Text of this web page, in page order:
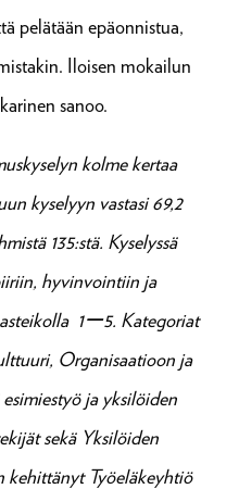
pelätään epäonnistua,
Iloisen mokailun
sanoo.
kolme kertaa
kyselyyn vastasi 69,2
135:stä. Kyselyssä
hyvinvointiin ja
1ー5. Kategoriat
Organisaatioon ja
ja yksilöiden
sekä Yksilöiden
kehittänyt Työeläkeyhtiö